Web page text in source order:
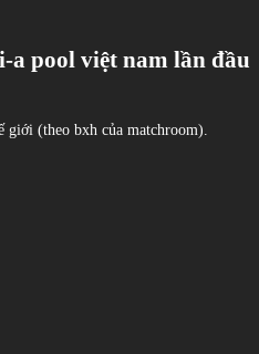
a pool việt nam lần đầu
(theo bxh của matchroom).